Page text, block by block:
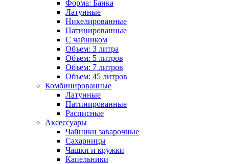
Форма: Банка
Латунные
Никелированные
Патинированные
С чайником
Объем: 3 литра
Объем: 5 литров
Объем: 7 литров
Объем: 45 литров
Комбинированные
Латунные
Патинированные
Расписные
Аксессуары
Чайники заварочные
Сахарницы
Чашки и кружки
Капельники